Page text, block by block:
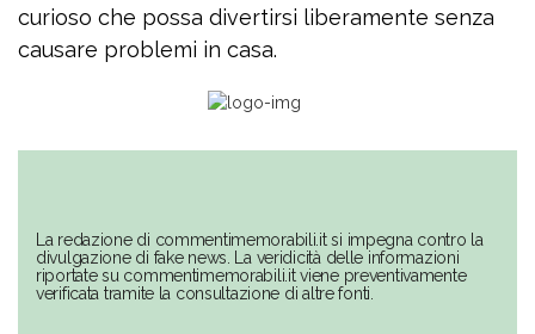
curioso che possa divertirsi liberamente senza
causare problemi in casa.
La redazione di commentimemorabili.it si impegna contro la
divulgazione di fake news. La veridicità delle informazioni
riportate su commentimemorabili.it viene preventivamente
verificata tramite la consultazione di altre fonti.